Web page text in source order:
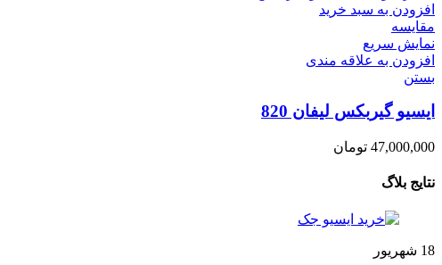
افزودن به سبد خرید
مقایسه
نمایش سریع
افزودن به علاقه مندی
بستن
ایسیو گیربکس لیفان 820
47,000,000 تومان
نتایج بلاگ
18 شهریور